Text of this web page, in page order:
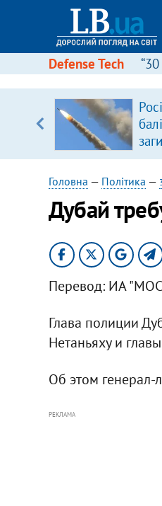
Defense Tech “30
Головна — Політика —
Дубай
Перевод: ИА
Глава полиции
Нетаньяху и
Об этом генерал-
РЕКЛАМА